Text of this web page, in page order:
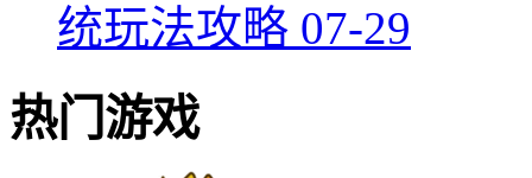
统玩法攻略 07-29
热门游戏